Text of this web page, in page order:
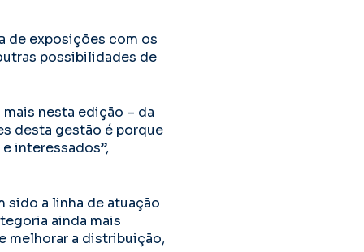
de exposições com os
possibilidades de
nesta edição – da
desta gestão é porque
interessados”,
sido a linha de atuação
ainda mais
melhorar a distribuição,